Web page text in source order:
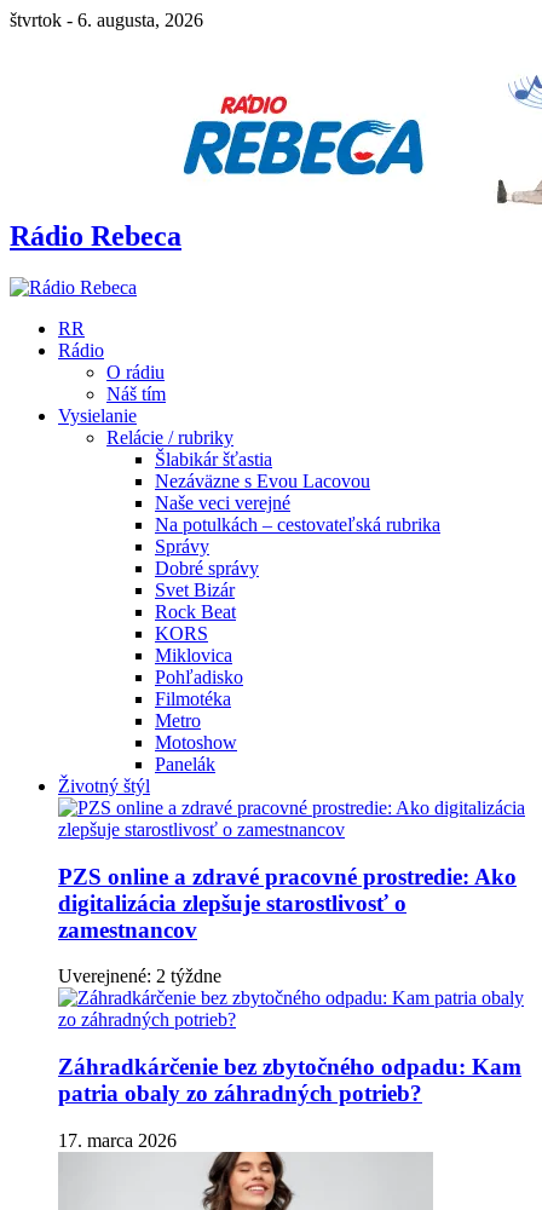
štvrtok - 6. augusta, 2026
Rádio Rebeca
RR
Rádio
O rádiu
Náš tím
Vysielanie
Relácie / rubriky
Šlabikár šťastia
Nezáväzne s Evou Lacovou
Naše veci verejné
Na potulkách – cestovateľská rubrika
Správy
Dobré správy
Svet Bizár
Rock Beat
KORS
Miklovica
Pohľadisko
Filmotéka
Metro
Motoshow
Panelák
Životný štýl
PZS online a zdravé pracovné prostredie: Ako
digitalizácia zlepšuje starostlivosť o
zamestnancov
Uverejnené: 2 týždne
Záhradkárčenie bez zbytočného odpadu: Kam
patria obaly zo záhradných potrieb?
17. marca 2026